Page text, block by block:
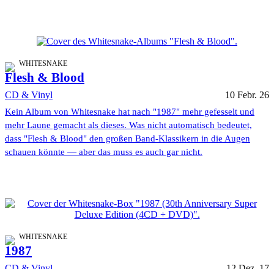
WHITESNAKE
Flesh & Blood
CD & Vinyl 10 Febr. 26
Kein Album von Whitesnake hat nach "1987" mehr gefesselt und
mehr Laune gemacht als dieses. Was nicht automatisch bedeutet,
dass "Flesh & Blood" den großen Band-Klassikern in die Augen
schauen könnte — aber das muss es auch gar nicht.
WHITESNAKE
1987